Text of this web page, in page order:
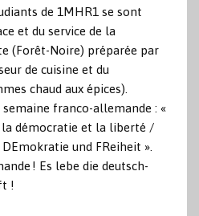
de 1MHR1 se sont
et du service de la
(Forêt-Noire) préparée par
de cuisine et du
chaud aux épices).
franco-allemande : «
démocratie et la liberté /
und FReiheit ».
! Es lebe die deutsch-
!